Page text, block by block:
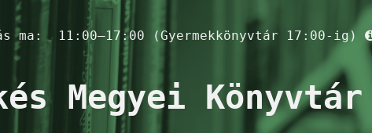
ma: 11:00–17:00 (Gyermekkönyvtár 17:00-ig)
Megyei Könyvtár